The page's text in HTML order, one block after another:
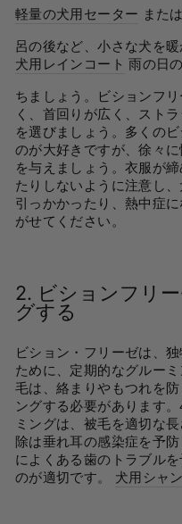
軽量の犬用セーター また
呂の後など、小さな犬を暖
犬用レインコート 雨の日
ちましょう。ビションフ
く、首回りが広く、スト
を選びましょう。多くの
のが大好きですが、徐々
を与えましょう。衣服が
たりしないように注意し
引っかかったり、熱中症
がせてください。
2. ビションフリ
グする
ビション・フリーゼは、
ために、定期的なグルー
毛は、絡まりやもつれを
ングする必要があります
ミングは、被毛を適切な
除は垂れ耳の感染症を予
によくある歯のトラブル
のが適切です。 犬用シャ